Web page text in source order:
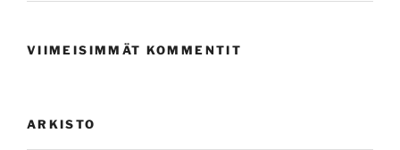
VIIMEISIMMÄT KOMMENTIT
ARKISTO